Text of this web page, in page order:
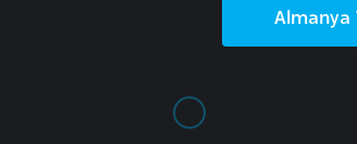
Almanya